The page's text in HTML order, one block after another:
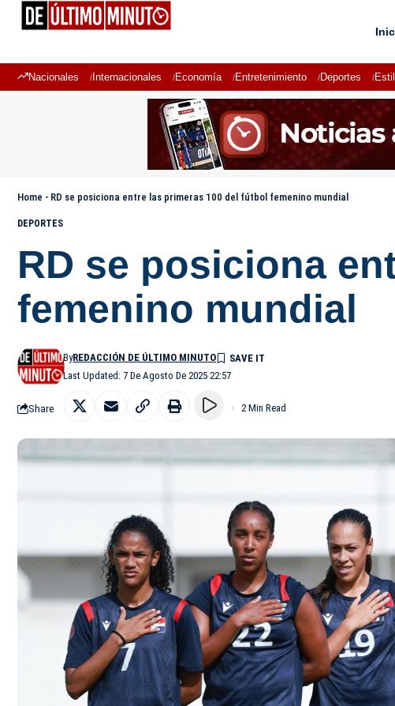
Nacionales Internacionales Economía Entretenimiento Deportes
Home - RD se posiciona entre las primeras 100 del fútbol femenino mundial
DEPORTES
RD se posiciona
femenino mundial
Last Updated: 7 De Agosto De 2025 22:57
ByREDACCIÓN DE ÚLTIMO MINUTO
Share 2 Min Read